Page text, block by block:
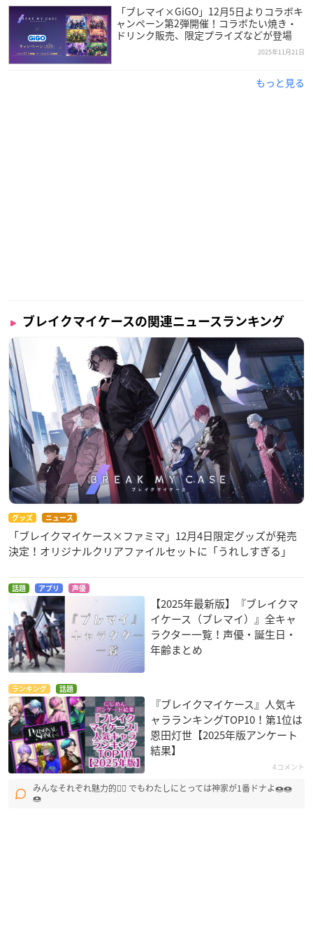
「ブレマイ×GiGO」12月5日よりコラボキ
ャンペーン第2弾開催！コラボたい焼き・
ドリンク販売、限定プライズなどが登場
2025年11月21日
もっと見る
ブレイクマイケースの関連ニュースランキング
グッズ ニュース
「ブレイクマイケース×ファミマ」12月4日限定グッズが発売
決定！オリジナルクリアファイルセットに「うれしすぎる」
話題 アプリ 声優
【2025年最新版】『ブレイクマ
イケース（ブレマイ）』全キャ
ラクター一覧！声優・誕生日・
年齢まとめ
ランキング 話題
『ブレイクマイケース』人気キ
ャラランキングTOP10！第1位は
恩田灯世【2025年版アンケート
結果】
4コメント
みんなそれぞれ魅力的🙂‍↕ でもわたしにとっては神家が1番ドナよ🍩🍩
🍩